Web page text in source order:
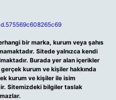
bir marka, kurum veya şahıs
Sitede yalnızca kendi
Burada yer alan içerikler
kurum ve kişiler hakkında
kurum ve kişiler ile isim
Sitemizdeki bilgiler taslak